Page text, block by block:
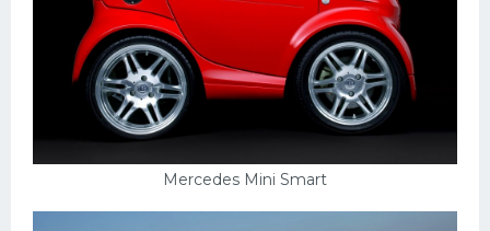
Mercedes Mini Smart